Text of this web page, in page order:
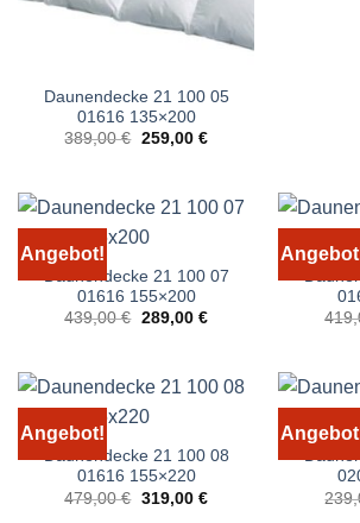
Daunendecke 21 100 05
01616 135×200
389,00€ Ursprünglicher
259,00 €Aktueller
Angebot!
Daunendecke 21 100 07
01616 155×200
439,00€ Ursprünglicher
289,00 €Aktueller
Angebot!
Daunendecke 21 100 08
01616 155×220
479,00€ Ursprünglicher
Preis
319,00 €Aktueller